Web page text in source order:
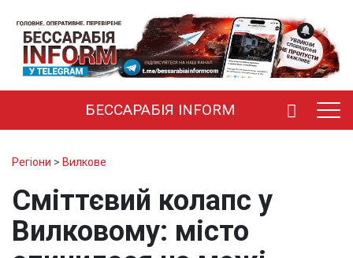
БЕССАРАБІЯ INFORM
Регіони > Вилкове
Сміттєвий колапс у
Вилковому: місто